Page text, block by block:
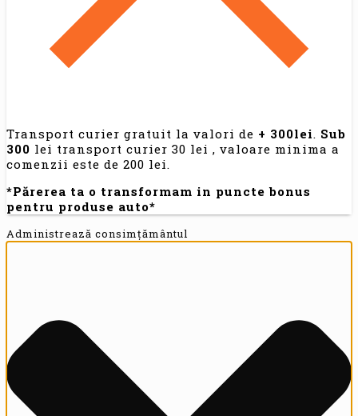
Transport curier gratuit la valori de + 300lei. Sub
300 lei transport curier 30 lei , valoare minima a
comenzii este de 200 lei.
*Părerea ta o transformam in puncte bonus
pentru produse auto*
Administrează consimțământul